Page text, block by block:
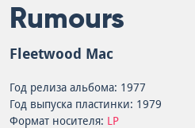
Rumours
Fleetwood Mac
Год релиза альбома: 1977
Год выпуска пластинки: 1979
Формат носителя: LP